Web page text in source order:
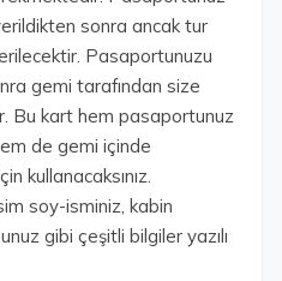
sonra ancak tur
Pasaportunuzu
gemi tarafından size
Bu kart hem pasaportunuz
de gemi içinde
kullanacaksınız.
soy-isminiz, kabin
gibi çeşitli bilgiler yazılı